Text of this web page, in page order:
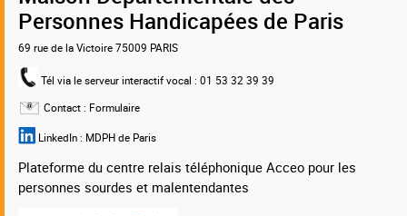
Personnes Handicapées de Paris
69 rue de la Victoire 75009 PARIS
Tél via le serveur interactif vocal : 01 53 32 39 39
Contact : Formulaire
LinkedIn : MDPH de Paris
Plateforme du centre relais téléphonique Acceo pour les
personnes sourdes et malentendantes